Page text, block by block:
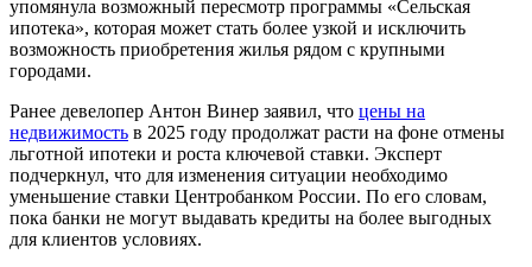
упомянула возможный пересмотр программы «Сельская
ипотека», которая может стать более узкой и исключить
возможность приобретения жилья рядом с крупными
городами.
Ранее девелопер Антон Винер заявил, что цены на
недвижимость в 2025 году продолжат расти на фоне отмены
льготной ипотеки и роста ключевой ставки. Эксперт
подчеркнул, что для изменения ситуации необходимо
уменьшение ставки Центробанком России. По его словам,
пока банки не могут выдавать кредиты на более выгодных
для клиентов условиях.